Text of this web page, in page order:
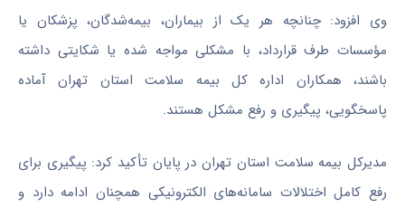
وی افزود: چنانچه هر یک از بیماران، بیمه‌شدگان، پزشکان یا
مؤسسات طرف قرارداد، با مشکلی مواجه شده یا شکایتی داشته
باشند، همکاران اداره کل بیمه سلامت استان تهران آماده
پاسخگویی، پیگیری و رفع مشکل هستند.
مدیرکل بیمه سلامت استان تهران در پایان تأکید کرد: پیگیری برای
رفع کامل اختلالات سامانه‌های الکترونیکی همچنان ادامه دارد و